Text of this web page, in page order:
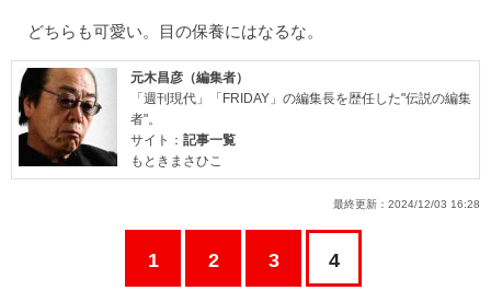
どちらも可愛い。目の保養にはなるな。
元木昌彦（編集者）
「週刊現代」「FRIDAY」の編集長を歴任した"伝説の編集
者"。
サイト： 記事一覧
もときまさひこ
最終更新： 2024/12/03 16:28
1 2 3 4